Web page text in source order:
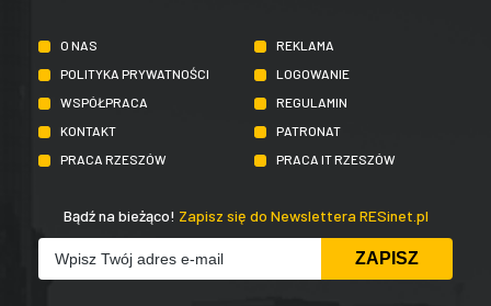
O NAS
REKLAMA
POLITYKA PRYWATNOŚCI
LOGOWANIE
WSPÓŁPRACA
REGULAMIN
KONTAKT
PATRONAT
PRACA RZESZÓW
PRACA IT RZESZÓW
Bądź na bieżąco! Zapisz się do Newslettera RESinet.pl